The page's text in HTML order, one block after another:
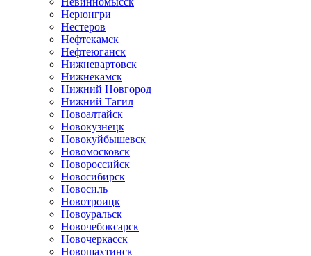
Нерюнгри
Нестеров
Нефтекамск
Нефтеюганск
Нижневартовск
Нижнекамск
Нижний Новгород
Нижний Тагил
Новоалтайск
Новокузнецк
Новокуйбышевск
Новомосковск
Новороссийск
Новосибирск
Новосиль
Новотроицк
Новоуральск
Новочебоксарск
Новочеркасск
Новошахтинск